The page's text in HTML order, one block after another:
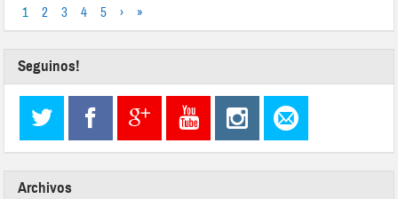
1 2 3 4 5 › »
Seguinos!
Archivos